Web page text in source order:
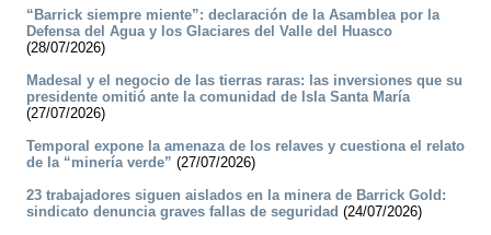
“Barrick siempre miente”: declaración de la Asamblea por la
Defensa del Agua y los Glaciares del Valle del Huasco
(28/07/2026)
Madesal y el negocio de las tierras raras: las inversiones que su
presidente omitió ante la comunidad de Isla Santa María
(27/07/2026)
Temporal expone la amenaza de los relaves y cuestiona el relato
de la “minería verde” (27/07/2026)
23 trabajadores siguen aislados en la minera de Barrick Gold:
sindicato denuncia graves fallas de seguridad (24/07/2026)